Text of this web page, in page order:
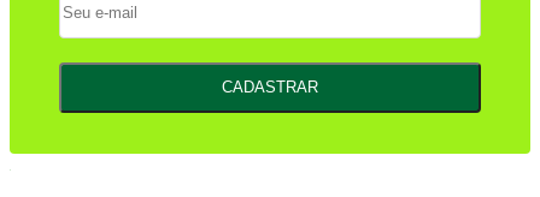
CADASTRAR